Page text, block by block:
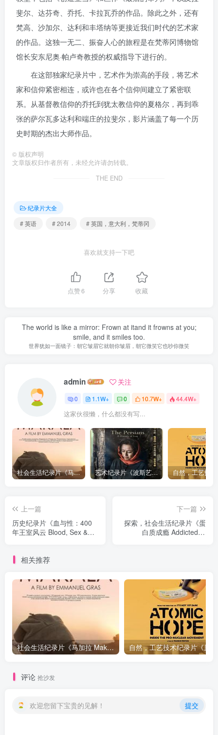
斐尔、达芬奇、乔托、卡拉瓦乔的作品。除此之外，还有
梵高、沙加尔、达利和丰塔纳等更接近我们时代的艺术家
的作品。这独一无二、振奋人心的旅程是在梵蒂冈博物馆
馆长安东尼奥·帕卢奇教授的权威指导下进行的。
在这部独家纪录片中，艺术作为崇高的手段，将艺术
家和信仰紧密相连，或许也在各个信仰间建立了紧密联
系。从基督教信仰的乔托到犹太教信仰的夏格尔，再到乖
张的萨尔瓦多达利和端庄的拉斐尔，影片涵盖了每一个历
史时期的杰出大师作品。
© 版权声明
文章版权归作者所有，未经允许请勿转载。
THE END
纪录片大全
# 英语
# 2014 # 英国，意大利，梵蒂冈
喜欢就支持一下吧
点赞6 分享 收藏
The world is like a mirror: Frown at itand it frowns at you;
smile, and it smiles too.
世界犹如一面镜子：朝它皱眉它就朝你皱眉，朝它微笑它也吵你微笑
admin 关注
0 1.1W+ 0 10.7W+ 44.4W+
这家伙很懒，什么都没有写...
社会生活纪录片《马加拉 Makala》下载 艺术纪录片《波斯艺术 Art of Persia》下载
上一篇
历史纪录片《血与性：400
年王室风云 Blood, Sex &
下一篇
探索，社会生活纪录片《蛋
白质成瘾 Addicted to
相关推荐
社会生活纪录片《马加拉 Makala》下载
评论 抢沙发
欢迎您留下宝贵的见解！ 提交